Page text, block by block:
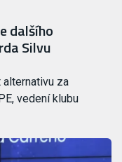
dalšího
Silvu
alternativu za
vedení klubu